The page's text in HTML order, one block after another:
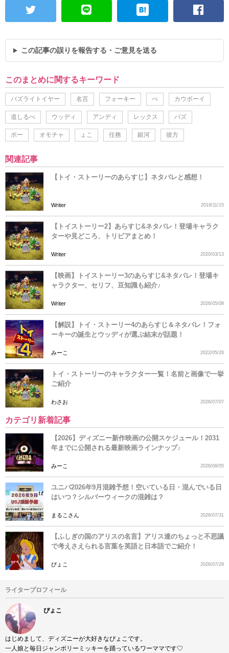
この記事の誤りを報告する・ご意見を送る
このまとめに関するキーワード
バズライトイヤー 名言 フォーキー ぺ カウボーイ
道しるべ ウッディ アンディ レックス バズ
ボー オモチャ ょこ 任務 銀河 彼方
関連記事
【トイ・ストーリーのあらすじ】ネタバレと感想！
Writer 2019/11/15
【トイストーリー2】あらすじ&ネタバレ！登場キャラク
ターや見どころ、トリビアまとめ！
Writer 2020/03/13
【映画】トイストーリー3のあらすじ&ネタバレ！登場キ
ャラクター、セリフ、豆知識も紹介♪
Writer 2026/05/08
【解説】トイ・ストーリー4のあらすじ＆ネタバレ！フォ
ーキーの誕生とウッディが選ぶ結末が話題！
みーこ 2022/05/26
トイ・ストーリーのキャラクター一覧！名前と画像で一挙
ご紹介
わさお 2026/07/07
カテゴリ新着記事
【2026】ディズニー新作映画の公開スケジュール！2031
年までに公開される最新映画ラインナップ♪
みーこ 2026/08/05
ユニバ2026年9月混雑予想！空いている日・混んでいる日
はいつ？シルバーウィークの混雑は？
まるこさん 2026/07/31
【ふしぎの国のアリスの名言】アリス達のちょっと不思議
で考えさえられる言葉を英語と日本語でご紹介！
ぴょこ 2026/07/29
ライタープロフィール
ぴょこ
はじめまして、ディズニーが大好きなぴょこです。
一人娘と毎日ジャンボリーミッキーを踊っているワーママです♡